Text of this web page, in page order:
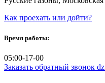
Как проехать или дойти?
Время работы:
05:00-17-00
Заказать обратный звонок